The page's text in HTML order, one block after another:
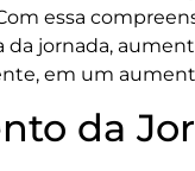
essa
jornada,
em um
da